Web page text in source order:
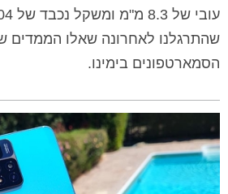
שהתרגלנו לאחרונה שאלו הממדים
הסמארטפונים בימינו.